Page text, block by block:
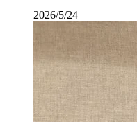
2026/5/24